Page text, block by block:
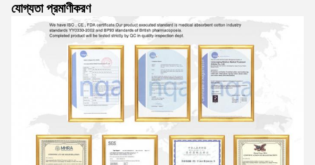
যোগ্যতা প্রমাণীকরণ